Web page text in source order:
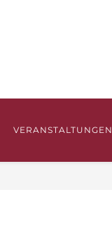
VERANSTALTUNGEN